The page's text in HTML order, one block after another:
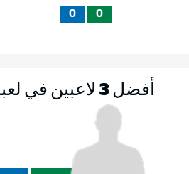
0
0
أفضل 3 لاعبين في لعبة FANTASY